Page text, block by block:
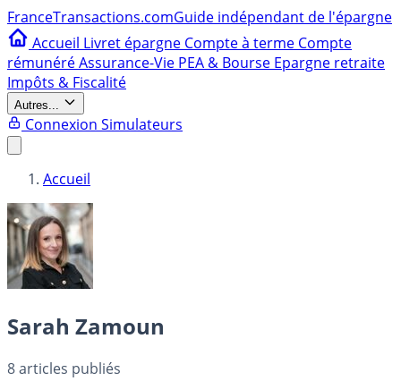
FranceTransactions.comGuide indépendant de l'épargne
Accueil Livret épargne Compte à terme Compte
rémunéréAssurance-Vie PEA & Bourse Epargne retraite
Impôts & Fiscalité
Autres...
Connexion Simulateurs
Accueil
Sarah Zamoun
8articles publiés